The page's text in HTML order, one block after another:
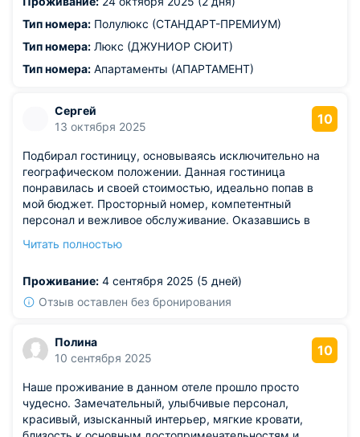
Тип номера: Полулюкс (СТАНДАРТ-ПРЕМИУМ)
Тип номера: Люкс (ДЖУНИОР СЮИТ)
Тип номера: Апартаменты (АПАРТАМЕНТ)
Сергей
13 октября 2025
10
Подбирал гостиницу, основываясь исключительно на
географическом положении. Данная гостиница
понравилась и своей стоимостью, идеально попав в
мой бюджет. Просторный номер, компетентный
персонал и вежливое обслуживание. Оказавшись в
кровать восхитительная, матрас отменный. Часто
стороне, теперь понимаю, почему рекомендуют именно
это место.
Читать полностью
Проживание: 4 сентября 2025 (5 дней)
Отзыв оставлен без бронирования
Полина
10 сентября 2025
10
Наше проживание в данном отеле прошло просто
чудесно. Замечательный, улыбчивые персонал,
красивый, изысканный интерьер, мягкие кровати,